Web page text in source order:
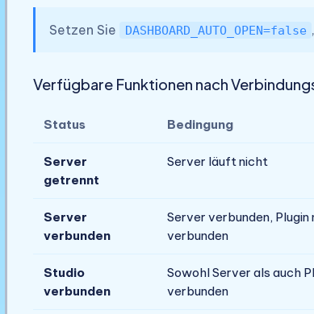
Setzen Sie DASHBOARD_AUTO_OPEN=false
Verfügbare Funktionen nach
Status Bedingung
Server
getrennt
Server läuft nicht
Server
verbunden
Server verbunden, Plugin
verbunden
Studio
verbunden
Sowohl Server als auch
verbunden